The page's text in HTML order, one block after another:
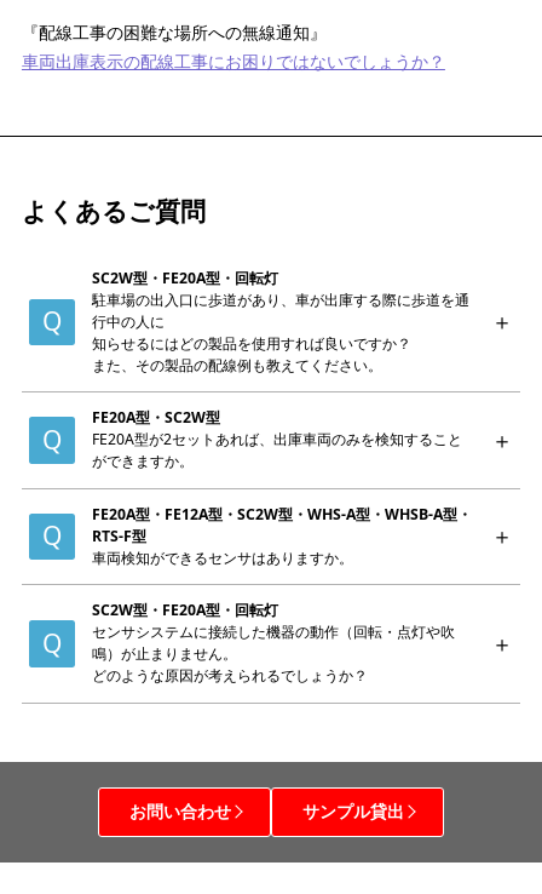
『配線工事の困難な場所への無線通知』
車両出庫表示の配線工事にお困りではないでしょうか？
よくあるご質問
SC2W型・FE20A型・回転灯
駐車場の出入口に歩道があり、車が出庫する際に歩道を通
行中の人に
知らせるにはどの製品を使用すれば良いですか？
また、その製品の配線例も教えてください。
FE20A型・SC2W型
FE20A型が2セットあれば、出庫車両のみを検知すること
ができますか。
FE20A型・FE12A型・SC2W型・WHS-A型・WHSB-A型・
RTS-F型
車両検知ができるセンサはありますか。
SC2W型・FE20A型・回転灯
センサシステムに接続した機器の動作（回転・点灯や吹
鳴）が止まりません。
どのような原因が考えられるでしょうか？
お問い合わせ サンプル貸出